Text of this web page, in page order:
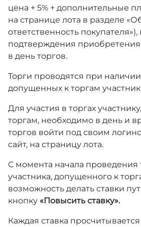
цена + 5% + дополнительные
на странице лота в разделе
ответственность покупателя»),
подтверждения приобретения
в день торгов.
Торги проводятся при
допущенных к торгам
Для участия в торгах
торгам, необходимо в день и
торгов войти под своим
сайт, на страницу лота.
С момента начала проведения
участника, допущенного к
возможность делать ставки
кнопку «Повысить ставку».
Каждая ставка